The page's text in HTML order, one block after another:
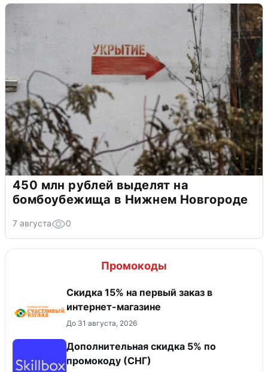
450 млн рублей выделят на
бомбоубежища в Нижнем Новгороде
7 августа 0
Промокоды
Скидка 15% на первый заказ в
интернет-магазине
До 31 августа, 2026
Дополнительная скидка 5% по
промокоду (СНГ)